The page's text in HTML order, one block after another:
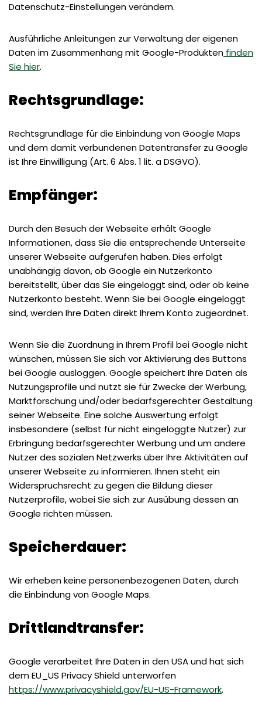
Datenschutz-Einstellungen verändern.
Ausführliche Anleitungen zur Verwaltung der eigenen
Daten im Zusammenhang mit Google-Produkten finden
Sie hier.
Rechtsgrundlage:
Rechtsgrundlage für die Einbindung von Google Maps
und dem damit verbundenen Datentransfer zu Google
ist Ihre Einwilligung (Art. 6 Abs. 1 lit. a DSGVO).
Empfänger:
Durch den Besuch der Webseite erhält Google
Informationen, dass Sie die entsprechende Unterseite
unserer Webseite aufgerufen haben. Dies erfolgt
unabhängig davon, ob Google ein Nutzerkonto
bereitstellt, über das Sie eingeloggt sind, oder ob keine
Nutzerkonto besteht. Wenn Sie bei Google eingeloggt
sind, werden Ihre Daten direkt Ihrem Konto zugeordnet.
Wenn Sie die Zuordnung in Ihrem Profil bei Google nicht
wünschen, müssen Sie sich vor Aktivierung des Buttons
bei Google ausloggen. Google speichert Ihre Daten als
Nutzungsprofile und nutzt sie für Zwecke der Werbung,
Marktforschung und/oder bedarfsgerechter Gestaltung
seiner Webseite. Eine solche Auswertung erfolgt
insbesondere (selbst für nicht eingeloggte Nutzer) zur
Erbringung bedarfsgerechter Werbung und um andere
Nutzer des sozialen Netzwerks über Ihre Aktivitäten auf
unserer Webseite zu informieren. Ihnen steht ein
Widerspruchsrecht zu gegen die Bildung dieser
Nutzerprofile, wobei Sie sich zur Ausübung dessen an
Google richten müssen.
Speicherdauer:
Wir erheben keine personenbezogenen Daten, durch
die Einbindung von Google Maps.
Drittlandtransfer:
Google verarbeitet Ihre Daten in den USA und hat sich
dem EU_US Privacy Shield unterworfen
https://www.privacyshield.gov/EU-US-Framework.